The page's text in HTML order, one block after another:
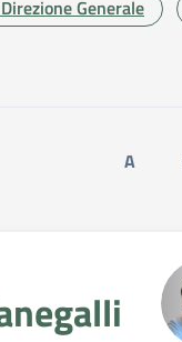
Generale
ricerca
A